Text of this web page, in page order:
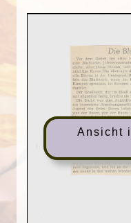
Ansicht